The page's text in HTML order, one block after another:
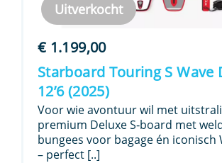
Uitverkocht
€1.199,00
Starboard Touring S Wave
12’6 (2025)
Voor wie avontuur wil met
premium Deluxe S‑board met
bungees voor bagage én iconisch
– perfect [..]